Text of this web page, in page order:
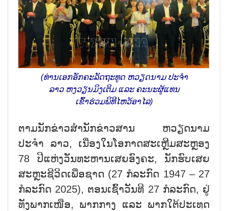
(ທ່ານເອກອັກຄະລັດຖະທູດ ຫວຽດນາມ ປະຈຳ
ລາວ ຫງວຽນມິງເຕິມ ແລະ ຄະນະຜູ້ແທນ
ເຂົ້າຮ່ວມພິທີໄຫວ້ອາໄລ)
ຕາມນັກຂ່າວສຳນັກຂ່າວສານ ຫວຽດນາມ
ປະຈຳ ລາວ, ເນື່ອງໃນໂອກາດສະເຫຼີມສະຫຼອງ
78 ປີແຫ່ງວັນທະຫານເສຍອົງຄະ, ນັກຮົບເສຍ
ສະຫຼະຊີວິດເພື່ອຊາດ (27 ກໍລະກົດ 1947 – 27
ກໍລະກົດ 2025), ຕອນເຊົ້າວັນທີ 27 ກໍລະກົດ, ຢູ່
ທັງພາກເໜືອ, ພາກກາງ ແລະ ພາກໃຕ້ປະເທດ